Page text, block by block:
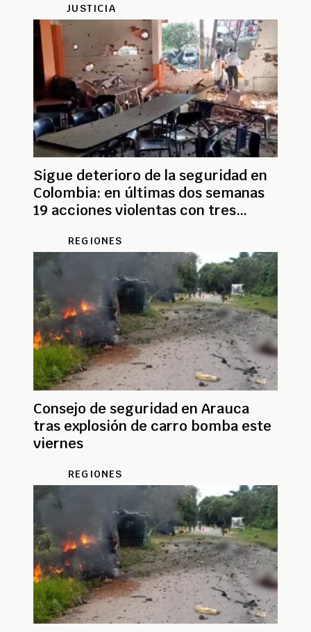
JUSTICIA
Sigue deterioro de la seguridad en
Colombia: en últimas dos semanas
19 acciones violentas con tres
REGIONES
Consejo de seguridad en Arauca
tras explosión de carro bomba este
viernes
REGIONES